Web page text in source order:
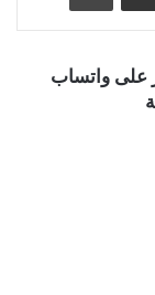
على واتساب